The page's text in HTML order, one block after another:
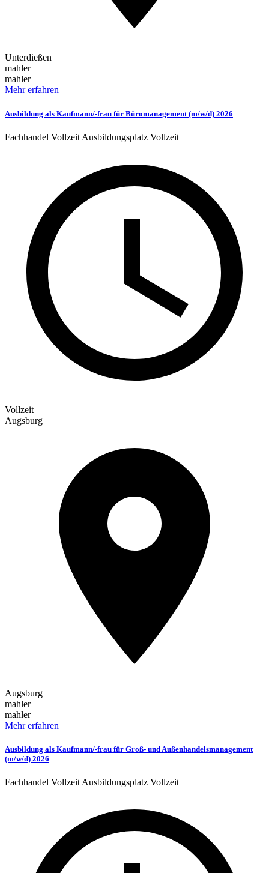
Unterdießen
mahler
mahler
Mehr erfahren
Ausbildung als Kaufmann/-frau für Büromanagement (m/w/d) 2026
Fachhandel Vollzeit Ausbildungsplatz Vollzeit
Vollzeit
Augsburg
Augsburg
mahler
mahler
Mehr erfahren
Ausbildung als Kaufmann/-frau für Groß- und Außenhandelsmanagement
(m/w/d) 2026
Fachhandel Vollzeit Ausbildungsplatz Vollzeit